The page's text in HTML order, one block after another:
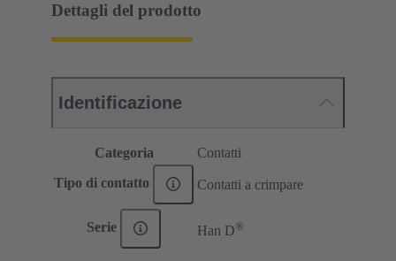
Dettagli del prodotto
Identificazione
Categoria Contatti
Tipo di contatto Contatti a crimpare
Serie Han D®